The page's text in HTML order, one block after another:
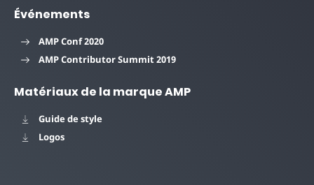
Événements
AMP Conf 2020
AMP Contributor Summit 2019
Matériaux de la marque AMP
Guide de style
Logos